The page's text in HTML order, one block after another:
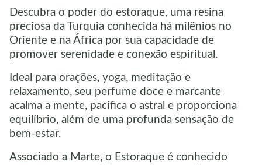
Descubra o poder do estoraque, uma resina
preciosa da Turquia conhecida há milênios no
Oriente e na África por sua capacidade de
promover serenidade e conexão espiritual.
Ideal para orações, yoga, meditação e
relaxamento, seu perfume doce e marcante
acalma a mente, pacifica o astral e proporciona
equilíbrio, além de uma profunda sensação de
bem-estar.
Associado a Marte, o Estoraque é conhecido